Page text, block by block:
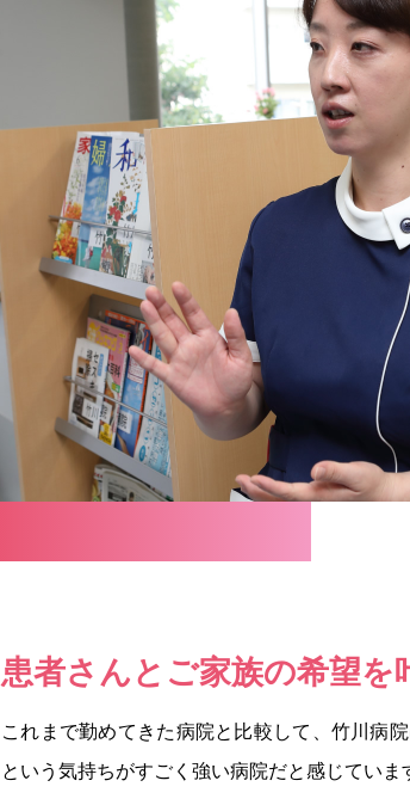
患者さんとご家族の希望を
これまで勤めてきた病院と比較して、竹川病
という気持ちがすごく強い病院だと感じていま